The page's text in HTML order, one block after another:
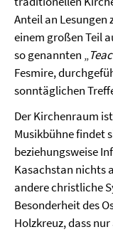
Anteil an Lesungen
einem großen Teil
so genannten „
Fesmire,
sonntäglichen
Der Kirchenraum
Musikbühne findet
beziehungsweise
Kasachstan nichts
andere christliche
Besonderheit des
Holzkreuz, dass